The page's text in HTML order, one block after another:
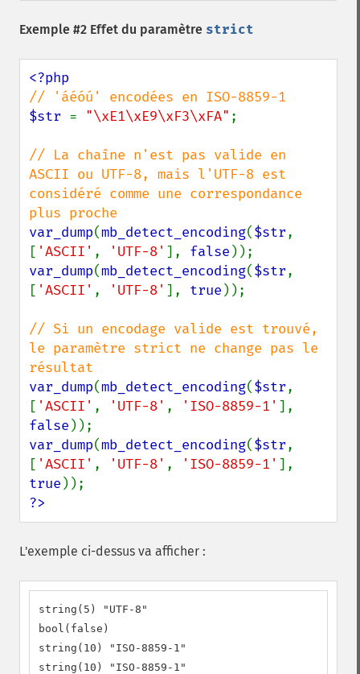
Exemple #2 Effet du paramètre strict
$str = "\xE1\xE9\xF3\xFA" ;
// La chaîne n'est pas valide en
ASCII ou UTF-8, mais l'UTF-8 est
considéré comme une correspondance
var_dump(mb_detect_encoding($str,
[ 'ASCII' , 'UTF-8' ], false
var_dump(mb_detect_encoding($str,
[ 'ASCII' , 'UTF-8' ], true ));
// Si un encodage valide est trouvé,
le paramètre strict ne change pas le
var_dump(mb_detect_encoding($str,
[ 'ASCII' , 'UTF-8' , 'ISO-8859-1'
false
var_dump(mb_detect_encoding($str,
[ 'ASCII' , 'UTF-8' , 'ISO-8859-1'
true
?>
L'exemple ci-dessus va afficher :
string(5) "UTF-8"
bool(false)
string(10) "ISO-8859-1"
string(10) "ISO-8859-1"